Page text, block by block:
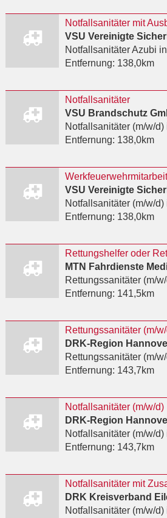
Notfallsanitäter Azubi
Entfernung: 138,0km
Notfallsanitäter
VSU Brandschutz
Notfallsanitäter (m/w/d)
Entfernung: 138,0km
Notfallsanitäter (m/w/d)
Entfernung: 138,0km
Rettungshelfer oder
Rettungssanitäter (m/
Entfernung: 141,5km
Rettungssanitäter (m/
DRK-Region
Rettungssanitäter (m/
Entfernung: 143,7km
Notfallsanitäter (m/w/d)
DRK-Region
Notfallsanitäter (m/w/d)
Entfernung: 143,7km
DRK Kreisverband
Notfallsanitäter (m/w/d)